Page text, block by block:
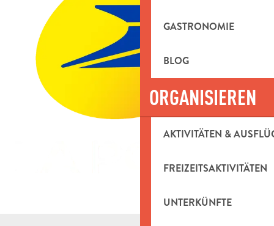
GASTRONOMIE
BLOG
ORGANISIEREN
AKTIVITÄTEN &
FREIZEITSAKTIVITÄTEN
UNTERKÜNFTE